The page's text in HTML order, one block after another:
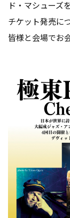
ド・マシューズ
チケット発売に
皆様と会場でお